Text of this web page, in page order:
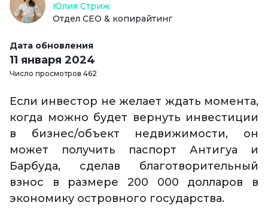
Юлия Стриж
Отдел СЕО & копирайтинг
Дата обновления
11 января 2024
Число просмотров 462
Если инвестор не желает ждать момента,
когда можно будет вернуть инвестиции
в бизнес/объект недвижимости, он
может получить паспорт Антигуа и
Барбуда, сделав благотворительный
взнос в размере 200 000 долларов в
экономику островного государства.